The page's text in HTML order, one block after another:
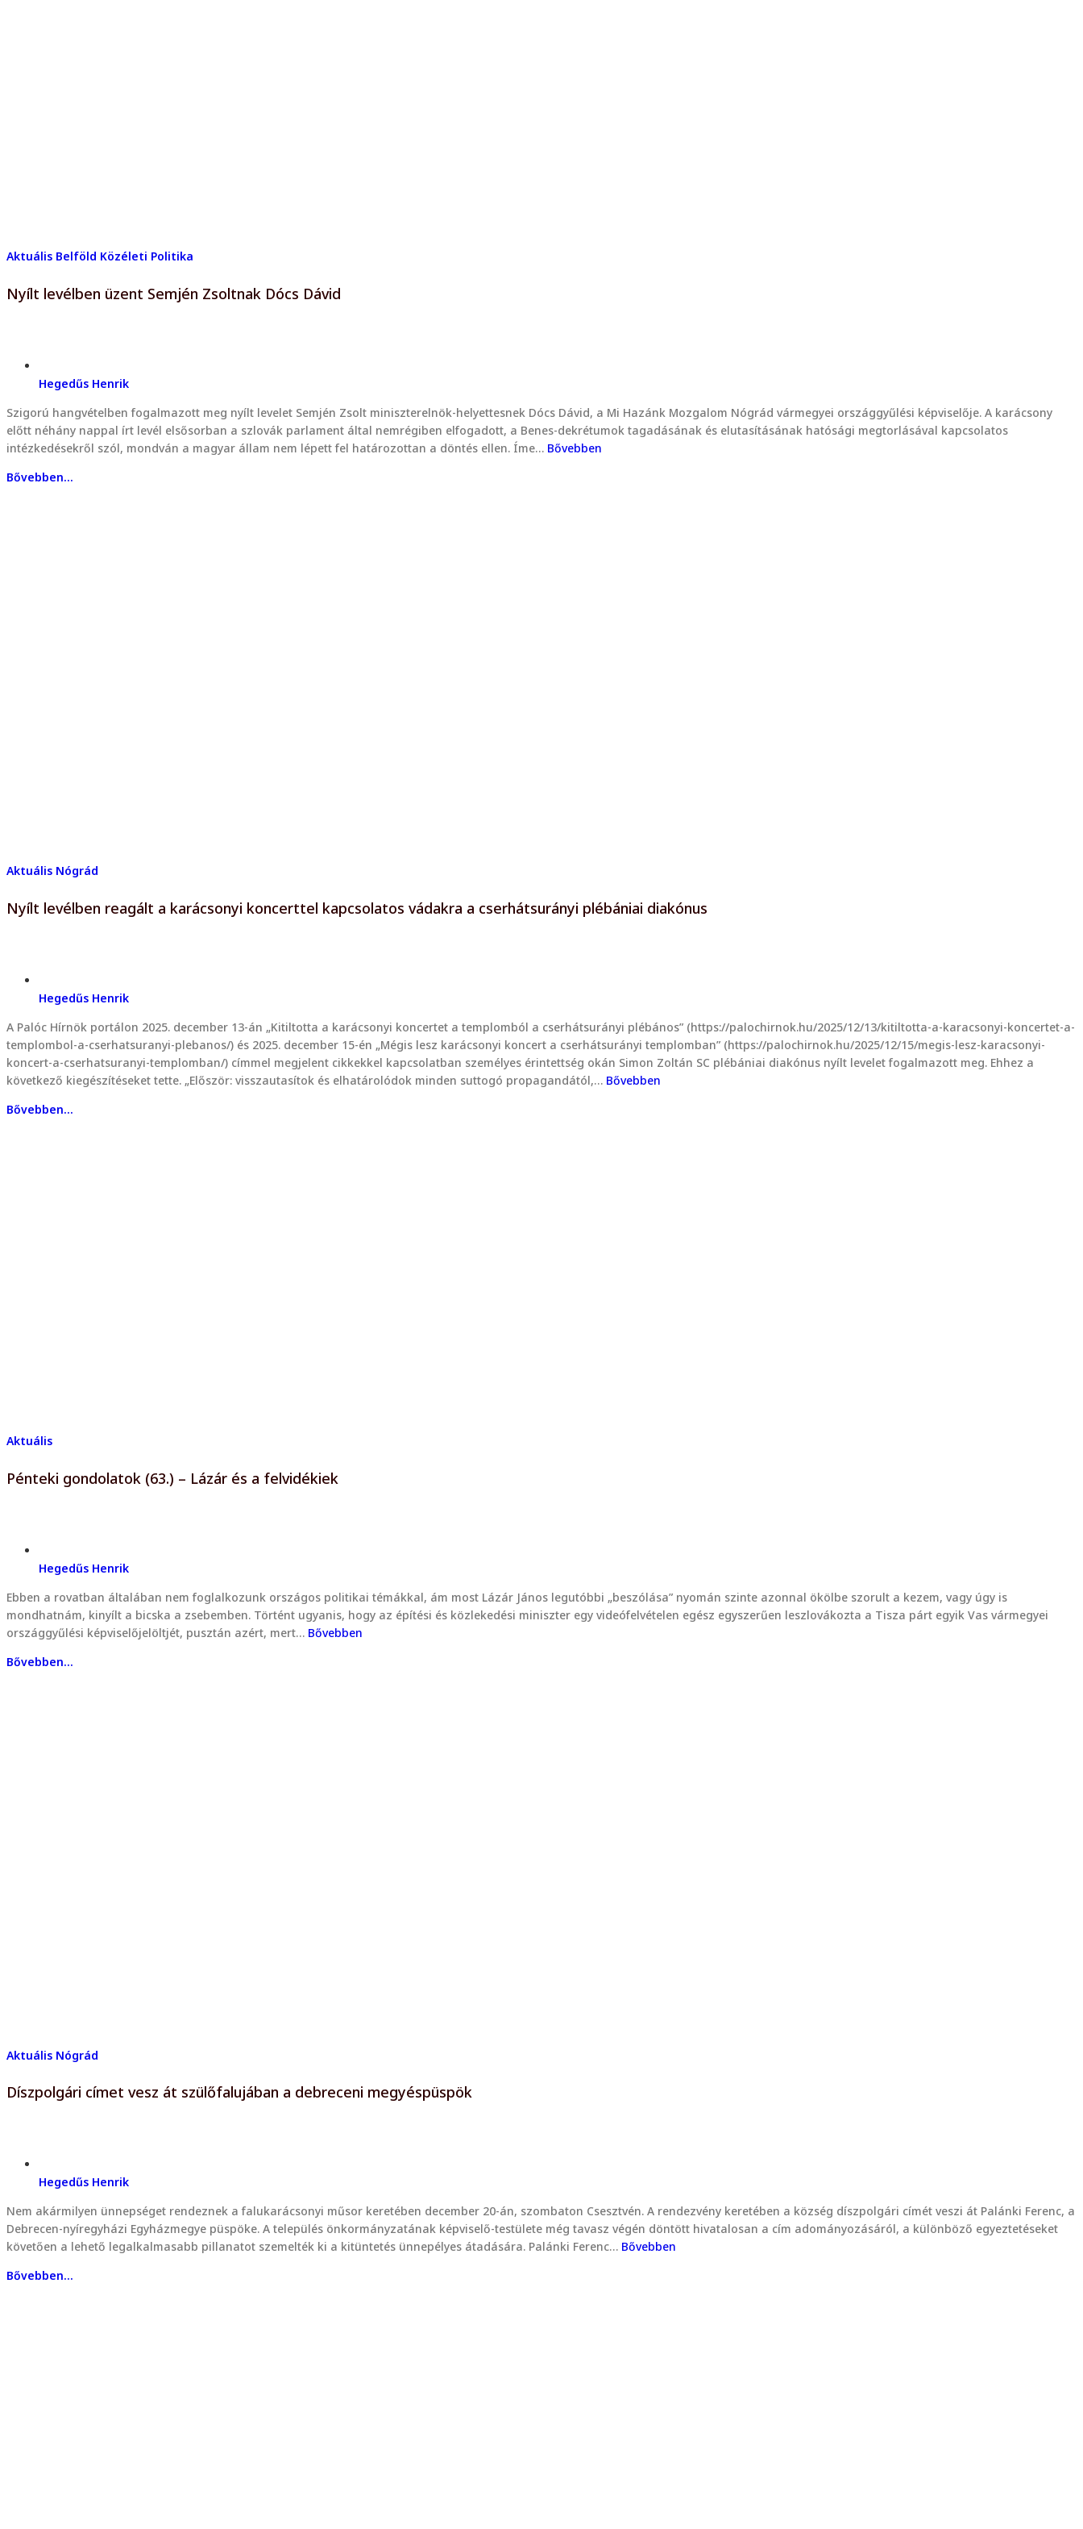
Aktuális Belföld Közéleti Politika
Nyílt levélben üzent Semjén Zsoltnak Dócs Dávid
Hegedűs Henrik
Szigorú hangvételben fogalmazott meg nyílt levelet Semjén Zsolt miniszterelnök-helyettesnek Dócs Dávid, a Mi Hazánk Mozgalom Nógrád vármegyei országgyűlési képviselője. A karácsony
előtt néhány nappal írt levél elsősorban a szlovák parlament által nemrégiben elfogadott, a Benes-dekrétumok tagadásának és elutasításának hatósági megtorlásával kapcsolatos
intézkedésekről szól, mondván a magyar állam nem lépett fel határozottan a döntés ellen. Íme… Bővebben
Bővebben...
Aktuális Nógrád
Nyílt levélben reagált a karácsonyi koncerttel kapcsolatos vádakra a cserhátsurányi plébániai diakónus
Hegedűs Henrik
A Palóc Hírnök portálon 2025. december 13-án „Kitiltotta a karácsonyi koncertet a templomból a cserhátsurányi plébános” (https://palochirnok.hu/2025/12/13/kitiltotta-a-karacsonyi-koncertet-a-
templombol-a-cserhatsuranyi-plebanos/) és 2025. december 15-én „Mégis lesz karácsonyi koncert a cserhátsurányi templomban” (https://palochirnok.hu/2025/12/15/megis-lesz-karacsonyi-
koncert-a-cserhatsuranyi-templomban/) címmel megjelent cikkekkel kapcsolatban személyes érintettség okán Simon Zoltán SC plébániai diakónus nyílt levelet fogalmazott meg. Ehhez a
következő kiegészítéseket tette. „Először: visszautasítok és elhatárolódok minden suttogó propagandától,… Bővebben
Bővebben...
Aktuális
Pénteki gondolatok (63.) – Lázár és a felvidékiek
Hegedűs Henrik
Ebben a rovatban általában nem foglalkozunk országos politikai témákkal, ám most Lázár János legutóbbi „beszólása” nyomán szinte azonnal ökölbe szorult a kezem, vagy úgy is
mondhatnám, kinyílt a bicska a zsebemben. Történt ugyanis, hogy az építési és közlekedési miniszter egy videófelvételen egész egyszerűen leszlovákozta a Tisza párt egyik Vas vármegyei
országgyűlési képviselőjelöltjét, pusztán azért, mert… Bővebben
Bővebben...
Aktuális Nógrád
Díszpolgári címet vesz át szülőfalujában a debreceni megyéspüspök
Hegedűs Henrik
Nem akármilyen ünnepséget rendeznek a falukarácsonyi műsor keretében december 20-án, szombaton Csesztvén. A rendezvény keretében a község díszpolgári címét veszi át Palánki Ferenc, a
Debrecen-nyíregyházi Egyházmegye püspöke. A település önkormányzatának képviselő-testülete még tavasz végén döntött hivatalosan a cím adományozásáról, a különböző egyeztetéseket
követően a lehető legalkalmasabb pillanatot szemelték ki a kitüntetés ünnepélyes átadására. Palánki Ferenc… Bővebben
Bővebben...